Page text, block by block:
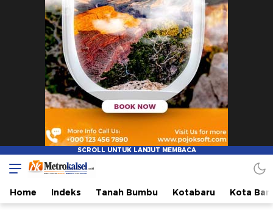
Metro Kalsel
Media Online Terkini, Faktual dan Mendidik
Home Indeks Tanah Bumbu Kotabaru Kota